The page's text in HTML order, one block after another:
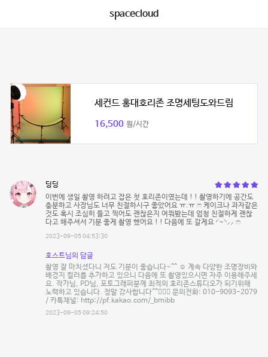
spacecloud
세컨드 홍대호리존 조명세팅도와드림
16,500 원/시간
딩딩
이번에 생일 촬영 하려고 잡은 첫 호리존이였는데 ! ! 촬영하기에 공간도
충분하고 사장님도 너무 친절하시구 좋았어요 ㅠ.ㅠ ෆ 케이크나 과자같은
것도 혹시 조심히 들고 찍어도 괜찮은지 여쭤봤는데 엄청 친절하게 괜찮
다고 해주셔서 기분 좋게 촬영 했어요 ! ! 다음에 또 갈게요 ◜~◝⸝⸝ ෆ
2023-09-05 04:53:30
호스트님의 답글
촬영 잘 마치셨다니 저도 기분이 좋습니다~^^ ☺️ 계속 다양한 조명장비와
배경지 컬러를 추가하고 있으니 다음에 또 촬영있으시면 자주 이용해주세
요. 작가님, PD님, 포토그래퍼분께 최적의 호리존스튜디오가 되기위해
노력하고 있습니다. 정말 감사합니다^^🙇🏻‍♂️ 문의전화: 010-9093-2079
/ 카톡채널: http://pf.kakao.com/_bmibb
2023-09-05 09:24:50